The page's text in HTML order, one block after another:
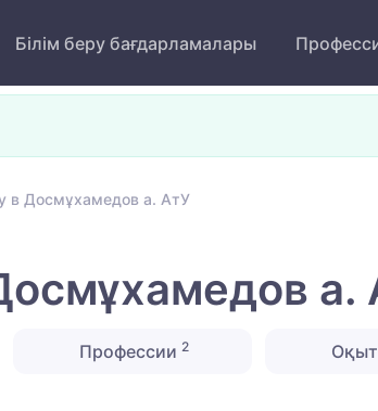
Білім беру бағдарламалары
в Досмұхамедов а. АтУ
а.
Профессии2